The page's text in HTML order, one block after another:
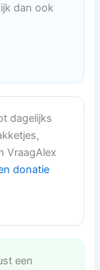
dan ook
dagelijks
VraagAlex
donatie
een